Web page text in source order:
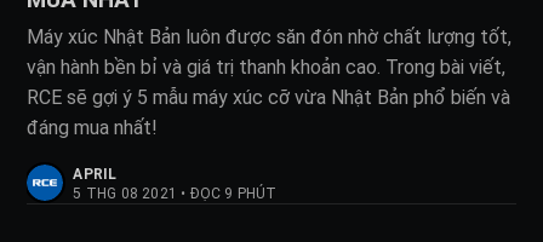
Máy xúc Nhật Bản luôn được săn đón nhờ chất lượng tốt,
vận hành bền bỉ và giá trị thanh khoản cao. Trong bài viết,
RCE sẽ gợi ý 5 mẫu máy xúc cỡ vừa Nhật Bản phổ biến và
đáng mua nhất!
APRIL
5 THG 08 2021 • ĐỌC 9 PHÚT